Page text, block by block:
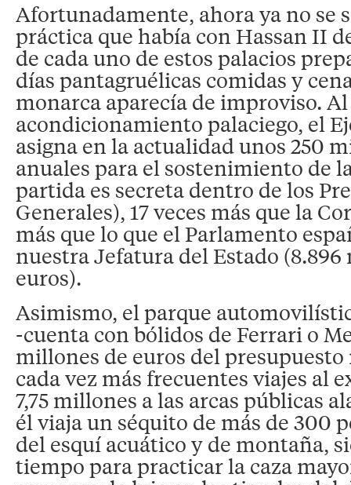
Afortunadamente, ahora ya no se
práctica que había con Hassan II
de cada uno de estos palacios
días pantagruélicas comidas y
monarca aparecía de improviso.
acondicionamiento palaciego, el
asigna en la actualidad unos 250
anuales para el sostenimiento de
partida es secreta dentro de los
Generales), 17 veces más que la
más que lo que el Parlamento
nuestra Jefatura del Estado
euros).
Asimismo, el parque
-cuenta con bólidos de Ferrari o
millones de euros del
cada vez más frecuentes viajes al
7,75 millones a las arcas públicas
él viaja un séquito de más de 300
del esquí acuático y de montaña,
tiempo para practicar la caza